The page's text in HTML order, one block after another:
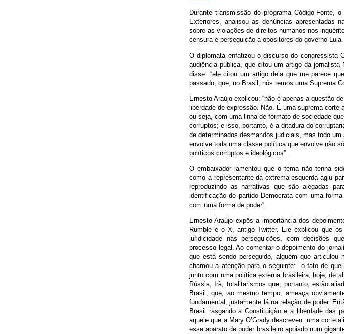
Durante transmissão do programa Código-Fonte,
Exteriores, analisou as denúncias apresentadas
sobre as violações de direitos humanos nos
censura e perseguição a opositores do governo Lula.
O diplomata enfatizou o discurso do congressista
audiência pública, que citou um artigo da jornalista
disse: “ele citou um artigo dela que me parece
passado, que, no Brasil, nós temos uma Suprema
Ernesto Araújo explicou: “não é apenas a questão
liberdade de expressão. Não. É uma suprema
ou seja, com uma linha de formato de sociedade
corruptos; e isso, portanto, é a ditadura do
de determinados desmandos judiciais, mas todo
envolve toda uma classe política que envolve não
políticos corruptos e ideológicos”.
O embaixador lamentou que o tema não tenha
como a representante da extrema-esquerda agiu
reproduzindo as narrativas que são alegadas
identificação do partido Democrata com uma
com uma forma de poder”.
Ernesto Araújo expôs a importância dos
Rumble e o X, antigo Twitter. Ele explicou que
juridicidade nas perseguições, com decisões
processo legal. Ao comentar o depoimento do
que está sendo perseguido, alguém que
chamou a atenção para o seguinte: o fato de
junto com uma política externa brasileira, hoje, de
Rússia, Irã, totalitarismos que, portanto, estão
Brasil, que, ao mesmo tempo, ameaça
fundamental, justamente lá na relação de poder.
Brasil rasgando a Constituição e a liberdade das
aquele que a Mary O’Grady descreveu: uma corte
esse aparato de poder brasileiro apoiado num